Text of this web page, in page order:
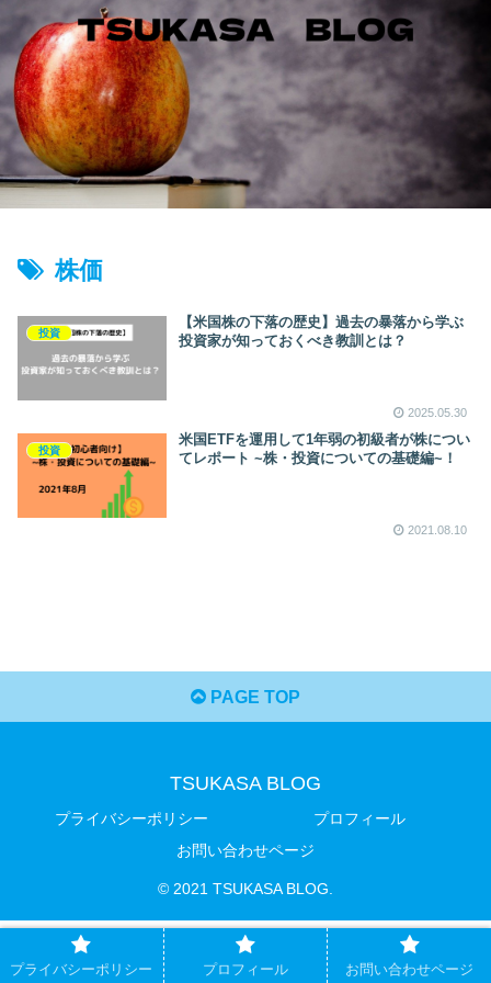
株価
投資
【米国株の下落の歴史】過去の暴落から学ぶ
投資家が知っておくべき教訓とは？
2025.05.30
投資
米国ETFを運用して1年弱の初級者が株につい
てレポート ~株・投資についての基礎編~！
2021.08.10
PAGE TOP
TSUKASA BLOG
プライバシーポリシー
プロフィール
お問い合わせページ
© 2021 TSUKASA BLOG.
プライバシーポリシー プロフィール お問い合わせページ